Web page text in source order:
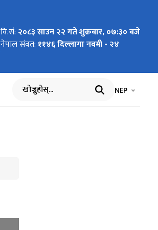
वि.सं: २०८३ साउन २२ गते शुक्रबार, ०७:३० बजे
नेपाल संवत: ११४६ दिल्लागा नवमी - २४
खोज्नुहोस् भाषा चयन
NEP